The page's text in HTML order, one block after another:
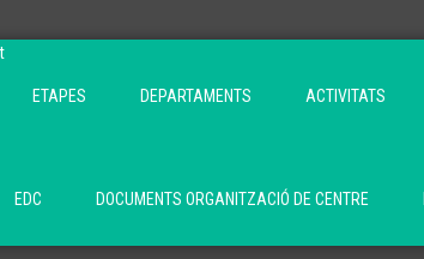
ETAPES DEPARTAMENTS ACTIVITATS
EDC DOCUMENTS ORGANITZACIÓ DE CENTRE